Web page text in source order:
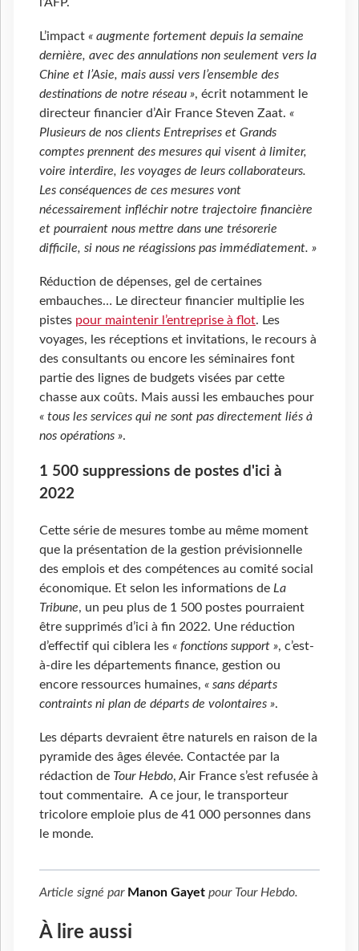
l’AFP.
L’impact « augmente fortement depuis la semaine
dernière, avec des annulations non seulement vers la
Chine et l’Asie, mais aussi vers l’ensemble des
destinations de notre réseau », écrit notamment le
directeur financier d’Air France Steven Zaat. «
Plusieurs de nos clients Entreprises et Grands
comptes prennent des mesures qui visent à limiter,
voire interdire, les voyages de leurs collaborateurs.
Les conséquences de ces mesures vont
nécessairement infléchir notre trajectoire financière
et pourraient nous mettre dans une trésorerie
difficile, si nous ne réagissions pas immédiatement. »
Réduction de dépenses, gel de certaines
embauches… Le directeur financier multiplie les
pistes pour maintenir l’entreprise à flot. Les
voyages, les réceptions et invitations, le recours à
des consultants ou encore les séminaires font
partie des lignes de budgets visées par cette
chasse aux coûts. Mais aussi les embauches pour
« tous les services qui ne sont pas directement liés à
nos opérations ».
1 500 suppressions de postes d'ici à
2022
Cette série de mesures tombe au même moment
que la présentation de la gestion prévisionnelle
des emplois et des compétences au comité social
économique. Et selon les informations de La
Tribune, un peu plus de 1 500 postes pourraient
être supprimés d’ici à fin 2022. Une réduction
d’effectif qui ciblera les « fonctions support », c’est-
à-dire les départements finance, gestion ou
encore ressources humaines, « sans départs
contraints ni plan de départs de volontaires ».
Les départs devraient être naturels en raison de la
pyramide des âges élevée. Contactée par la
rédaction de Tour Hebdo, Air France s’est refusée à
tout commentaire. A ce jour, le transporteur
tricolore emploie plus de 41 000 personnes dans
le monde.
Article signé par Manon Gayet pour Tour Hebdo.
À lire aussi